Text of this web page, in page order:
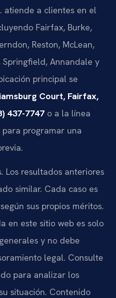
atiende a clientes en el
Fairfax, Burke,
Reston, McLean,
Springfield, Annandale y
principal se
Court, Fairfax,
437-7747 o a la línea
para programar una
Los resultados anteriores
similar. Cada caso es
sus propios méritos.
en este sitio web es solo
y no debe
legal. Consulte
para analizar los
situación. Contenido